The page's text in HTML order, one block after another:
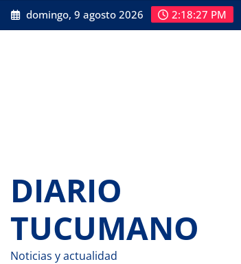
Saltar
al
domingo, 9 agosto 2026 2:18:28 PM
DIARIO
TUCUMANO
Noticias y actualidad